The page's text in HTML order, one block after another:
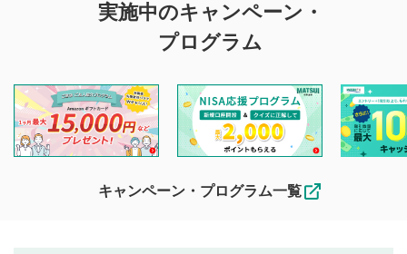
投稿に関する注意
を目的として、各動画コンテンツに、評価およびコメントの
投稿ができます。利用者は以下の注意事項をご理解のうえ、
閲覧および投稿を行うものとしてください。
他の利用者が動画を視聴される際の参考になるコメントをお
待ちしております。
なお、投稿をもって、本注意事項に同意されたものとみなし
実施中のキャンペーン・
プログラム
キャンペーン・プログラム一覧